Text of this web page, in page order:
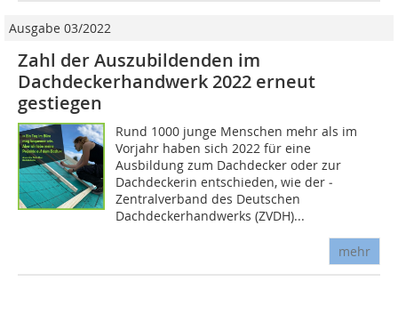
Ausgabe 03/2022
Zahl der Auszubildenden im
Dachdeckerhandwerk 2022 erneut
gestiegen
Rund 1000 junge Menschen mehr als im
Vorjahr haben sich 2022 für eine
Ausbildung zum Dachdecker oder zur
Dachdeckerin entschieden, wie der ­
Zentralverband des Deutschen
Dachdeckerhandwerks (ZVDH)...
mehr